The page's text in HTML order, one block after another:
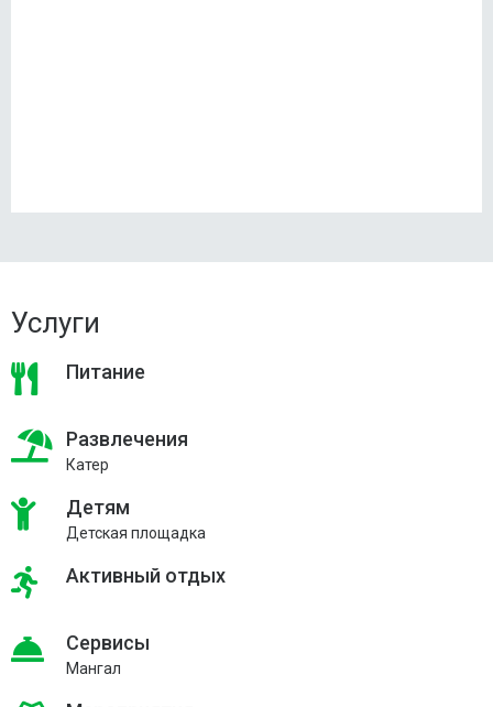
Услуги
Питание
Развлечения
Катер
Детям
Детская площадка
Активный отдых
Сервисы
Мангал